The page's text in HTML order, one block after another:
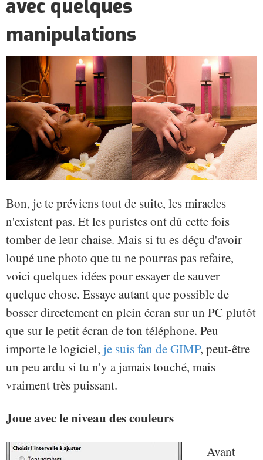
avec quelques
manipulations
Bon, je te préviens tout de suite, les miracles
n'existent pas. Et les puristes ont dû cette fois
tomber de leur chaise. Mais si tu es déçu d'avoir
loupé une photo que tu ne pourras pas refaire,
voici quelques idées pour essayer de sauver
quelque chose. Essaye autant que possible de
bosser directement en plein écran sur un PC plutôt
que sur le petit écran de ton téléphone. Peu
importe le logiciel, je suis fan de GIMP, peut-être
un peu ardu si tu n'y a jamais touché, mais
vraiment très puissant.
Joue avec le niveau des couleurs
Avant